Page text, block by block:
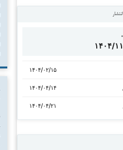
۱۱/۲۴
۱۴۰۴/۰۲/۱۵
۱۴۰۴/۰۴/۱۴
۱۴۰۴/۰۴/۲۱